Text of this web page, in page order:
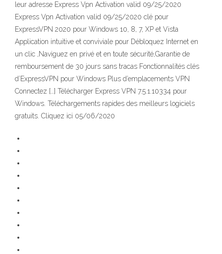
leur adresse Express Vpn Activation valid 09/25/2020
Express Vpn Activation valid 09/25/2020 clé pour
ExpressVPN 2020 pour Windows 10, 8, 7, XP et Vista
Application intuitive et conviviale pour Débloquez Internet en
un clic ,Naviguez en privé et en toute sécurité,Garantie de
remboursement de 30 jours sans tracas Fonctionnalités clés
d’ExpressVPN pour Windows Plus d’emplacements VPN
Connectez […] Télécharger Express VPN 7.5.1.10334 pour
Windows. Téléchargements rapides des meilleurs logiciels
gratuits. Cliquez ici 05/06/2020